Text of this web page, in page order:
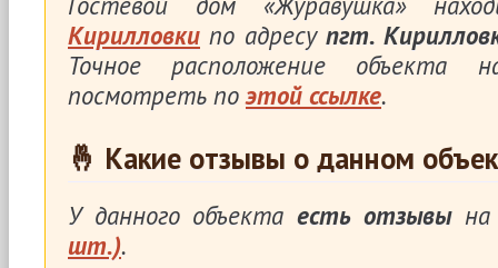
Кирилловки по адресупгт.
Точное расположение объекта
посмотреть поэтой ссылке.
🤞 Какие отзывы о данном
У данного объекта есть отзывына
шт.).